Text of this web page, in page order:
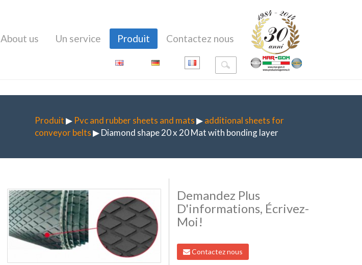
About us Un service Produit Contactez nous
Produit▶ Pvc and rubber sheets and mats▶additional sheets for
conveyor belts▶ Diamond shape 20 x 20 Mat with bonding layer
Demandez Plus
D'informations, Écrivez-
Moi!
Contactez nous